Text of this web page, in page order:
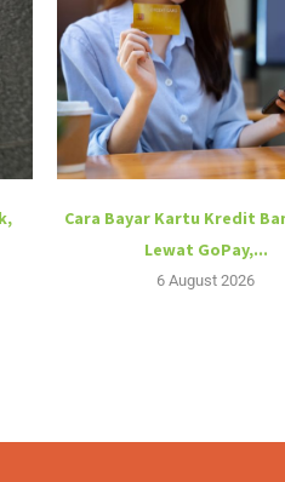
Cara Bayar Kartu Kredit
Lewat GoPay,...
6 August 2026